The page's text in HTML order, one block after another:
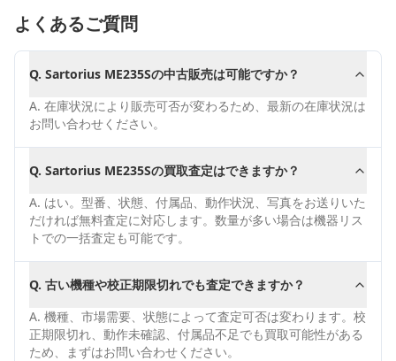
よくあるご質問
Q. Sartorius ME235Sの中古販売は可能ですか？
A. 在庫状況により販売可否が変わるため、最新の在庫状況は
お問い合わせください。
Q. Sartorius ME235Sの買取査定はできますか？
A. はい。型番、状態、付属品、動作状況、写真をお送りいた
だければ無料査定に対応します。数量が多い場合は機器リス
トでの一括査定も可能です。
Q. 古い機種や校正期限切れでも査定できますか？
A. 機種、市場需要、状態によって査定可否は変わります。校
正期限切れ、動作未確認、付属品不足でも買取可能性がある
ため、まずはお問い合わせください。